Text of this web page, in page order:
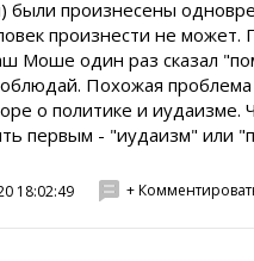
были произнесены
произнести не может.
Моше один раз сказал
Похожая проблема
о политике и иудаизме.
первым - "иудаизм" или
18:02:49 +